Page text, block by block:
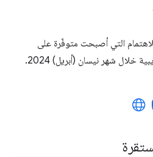
التي أصبحت متوفّرة على
شهر نيسان (أبريل) 2024.